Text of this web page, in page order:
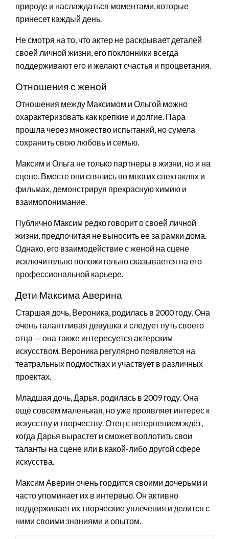
природе и наслаждаться моментами, которые
принесет каждый день.
Не смотря на то, что актер не раскрывает деталей
своей личной жизни, его поклонники всегда
поддерживают его и желают счастья и процветания.
Отношения с женой
Отношения между Максимом и Ольгой можно
охарактеризовать как крепкие и долгие. Пара
прошла через множество испытаний, но сумела
сохранить свою любовь и семью.
Максим и Ольга не только партнеры в жизни, но и на
сцене. Вместе они снялись во многих спектаклях и
фильмах, демонстрируя прекрасную химию и
взаимопонимание.
Публично Максим редко говорит о своей личной
жизни, предпочитая не выносить ее за рамки дома.
Однако, его взаимодействие с женой на сцене
исключительно положительно сказывается на его
профессиональной карьере.
Дети Максима Аверина
Старшая дочь, Вероника, родилась в 2000 году. Она
очень талантливая девушка и следует путь своего
отца — она также интересуется актерским
искусством. Вероника регулярно появляется на
театральных подмостках и участвует в различных
проектах.
Младшая дочь, Дарья, родилась в 2009 году. Она
ещё совсем маленькая, но уже проявляет интерес к
искусству и творчеству. Отец с нетерпением ждёт,
когда Дарья вырастет и сможет воплотить свои
таланты на сцене или в какой-либо другой сфере
искусства.
Максим Аверин очень гордится своими дочерьми и
часто упоминает их в интервью. Он активно
поддерживает их творческие увлечения и делится с
ними своими знаниями и опытом.